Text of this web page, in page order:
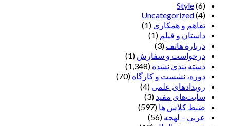
Style(6)
Uncategorized(4)
تفاهم و همکاری (1)
داستان و فیلم (1)
درباره هاتف (3)
درخواست و سفارش (1)
دسته بندی نشده (1,348)
دوره، نشست و کارگاه (70)
رویدادهای علمی (4)
سایت‌های مفید (3)
ضبط کلاس ها (597)
عربی – لهجه (56)